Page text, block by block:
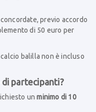
previo accordo
di 50 euro per
balilla non è incluso
partecipanti?
unminimo di 10